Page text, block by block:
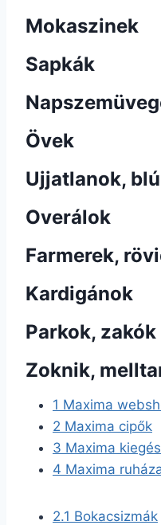
Mokaszinek
Sapkák
Övek
Ujjatlanok,
Overálok
Farmerek,
Kardigánok
Parkok, zakók
Zoknik,
1 Maxima
2 Maxima cipők
3 Maxima
4 Maxima
2.1 Bokacsizmák